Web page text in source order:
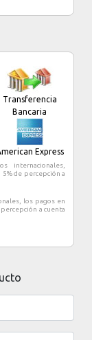
Transferencia
Bancaria
Express
internacionales,
de percepción a
los pagos en
a cuenta